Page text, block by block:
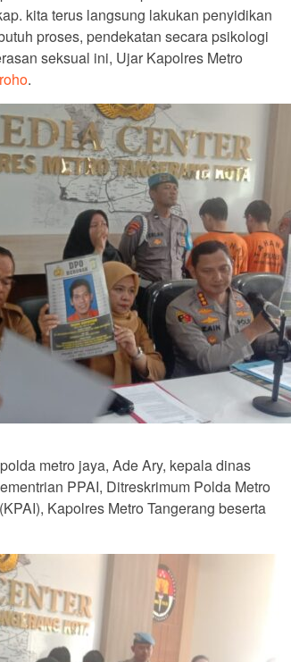
kita terus langsung lakukan penyidikan
proses, pendekatan secara psikologi
seksual ini, Ujar Kapolres Metro
.
metro jaya, Ade Ary, kepala dinas
PPAI, Ditreskrimum Polda Metro
Kapolres Metro Tangerang beserta